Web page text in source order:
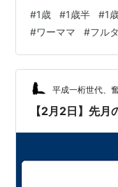
38.0⇨夜37.6 ＋咳
園のお休み確定で
る？ 夫婦フルタイ
っていますか・・
と交替で休みをと
#1歳 #1歳半 #1
#ワーママ #フル
平成一桁世代、
【2月2日】先月